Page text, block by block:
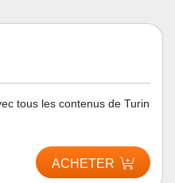
tous les contenus de Turin
ACHETER